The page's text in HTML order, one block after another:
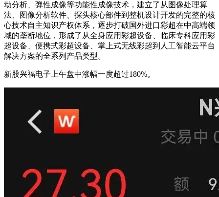
动分析、弹性成像等功能性成像技术，建立了从图像处理算
法、图像分析软件、探头核心部件到整机设计开发的完整的核
心技术自主知识产权体系，逐步打破国外进口彩超在中高端领
域的垄断地位，形成了从全身应用彩超设备、临床专科应用彩
超设备、便携式彩超设备、掌上式无线彩超到人工智能云平台
解决方案的全系列产品类型。
新股兴福电子上午盘中涨幅一度超过180%。